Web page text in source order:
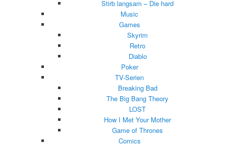
Stirb langsam – Die hard
Music
Games
Skyrim
Retro
Diablo
Poker
TV-Serien
Breaking Bad
The Big Bang Theory
LOST
How I Met Your Mother
Game of Thrones
Comics